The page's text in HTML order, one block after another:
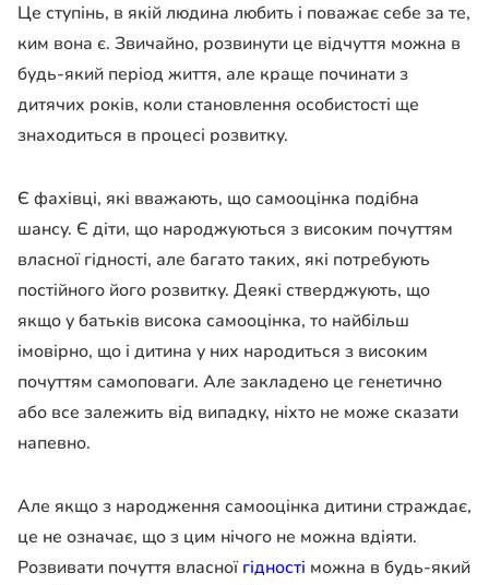
Це ступінь, в якій людина любить і поважає себе за те,
ким вона є. Звичайно, розвинути це відчуття можна в
будь-який період життя, але краще починати з
дитячих років, коли становлення особистості ще
знаходиться в процесі розвитку.
Є фахівці, які вважають, що самооцінка подібна
шансу. Є діти, що народжуються з високим почуттям
власної гідності, але багато таких, які потребують
постійного його розвитку. Деякі стверджують, що
якщо у батьків висока самооцінка, то найбільш
імовірно, що і дитина у них народиться з високим
почуттям самоповаги. Але закладено це генетично
або все залежить від випадку, ніхто не може сказати
напевно.
Але якщо з народження самооцінка дитини страждає,
це не означає, що з цим нічого не можна вдіяти.
Розвивати почуття власноїгідності можна в будь-який